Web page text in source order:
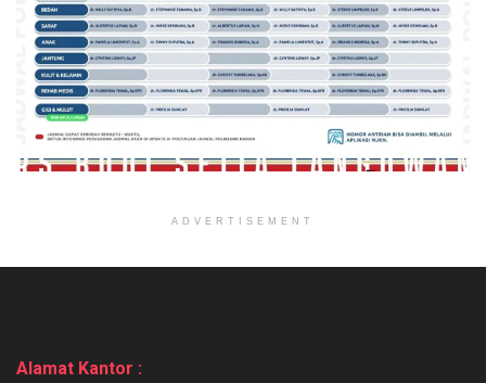
ADVERTISEMENT
Alamat Kantor :